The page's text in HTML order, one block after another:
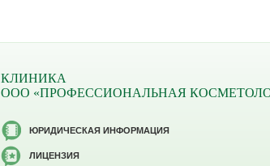
КЛИНИКА
ООО «ПРОФЕССИОНАЛЬНАЯ
ЮРИДИЧЕСКАЯ ИНФОРМАЦИЯ
ЛИЦЕНЗИЯ